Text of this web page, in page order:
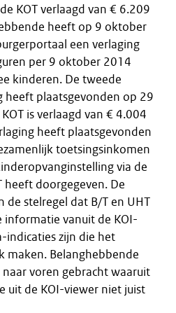
KOT verlaagd van € 6.209
heeft op 9 oktober
een verlaging
per 9 oktober 2014
kinderen. De tweede
heeft plaatsgevonden op 29
is verlaagd van € 4.004
heeft plaatsgevonden
toetsingsinkomen
via de
heeft doorgegeven. De
de stelregel dat B/T en UHT
informatie vanuit de KOI-
indicaties zijn die het
maken. Belanghebbende
voren gebracht waaruit
uit de KOI-viewer niet juist